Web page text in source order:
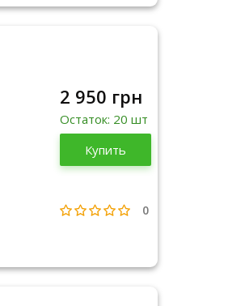
2025
2 950 грн
Остаток: 20 шт
Купить
0